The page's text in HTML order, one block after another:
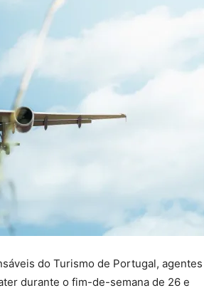
do Turismo de Portugal, agentes
durante o fim-de-semana de 26 e